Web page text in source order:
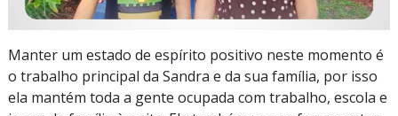
Manter um estado de espírito positivo neste momento é
o trabalho principal da Sandra e da sua família, por isso
ela mantém toda a gente ocupada com trabalho, escola e